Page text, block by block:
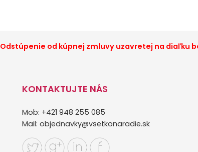
Odstúpenie od kúpnej zmluvy uzavretej na diaľku
KONTAKTUJTE NÁS
Mob: +421 948 255 085
Mail: objednavky@vsetkonaradie.sk